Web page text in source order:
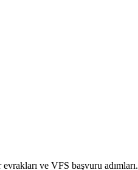
ve VFS başvuru adımları.